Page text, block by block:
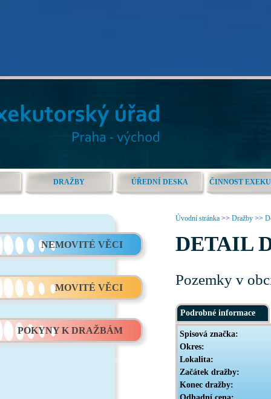
DRAŽBY ÚŘEDNÍ DESKA ČINNOST
NEMOVITÉ VĚCI
MOVITÉ VĚCI
POKYNY K DRAŽBÁM
Úvodní stránka >> Dražby >>
DETAIL
Pozemky v
Podrobné informace
Spisová značka:
Okres:
Lokalita:
Začátek dražby:
Konec dražby: